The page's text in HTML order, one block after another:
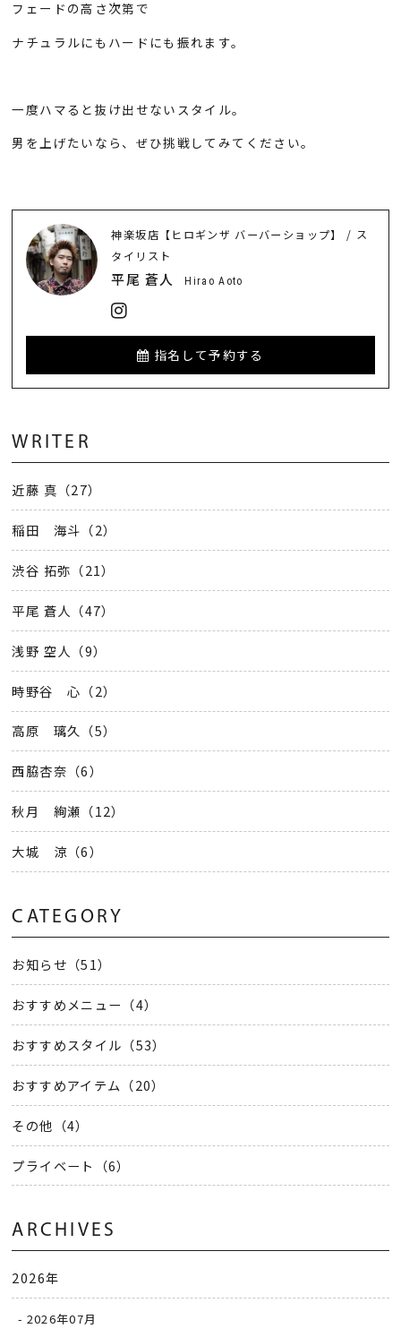
フェードの高さ次第で
ナチュラルにもハードにも振れます。
一度ハマると抜け出せないスタイル。
男を上げたいなら、ぜひ挑戦してみてください。
神楽坂店【ヒロギンザ バーバーショップ】 / ス
タイリスト
平尾 蒼人 Hirao Aoto
指名して予約する
WRITER
近藤 真（27）
稲田 海斗（2）
渋谷 拓弥（21）
平尾 蒼人（47）
浅野 空人（9）
時野谷 心（2）
高原 璃久（5）
西脇杏奈（6）
秋月 絢瀬（12）
大城 涼（6）
CATEGORY
お知らせ（51）
おすすめメニュー（4）
おすすめスタイル（53）
おすすめアイテム（20）
その他（4）
プライベート（6）
ARCHIVES
2026年
2026年07月